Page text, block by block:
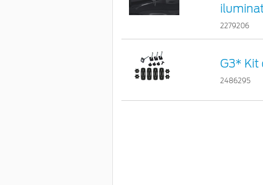
2279206
G3* Kit
2486295